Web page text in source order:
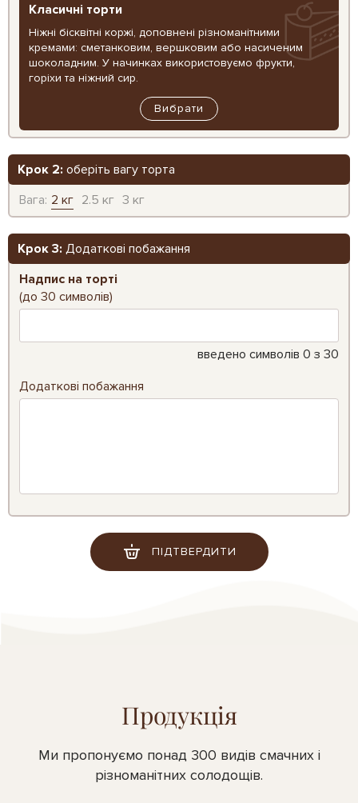
Класичні торти
Ніжні бісквітні коржі, доповнені різноманітними
кремами: сметанковим, вершковим або насиченим
шоколадним. У начинках використовуємо фрукти,
горіхи та ніжний сир.
Вибрати
Крок 2: оберіть вагу торта
Вага: 2 кг 2.5 кг 3 кг
Крок 3: Додаткові побажання
Надпис на торті
(до 30 символів)
введено символів 0 з 30
Додаткові побажання
ПІДТВЕРДИТИ
Продукція
Ми пропонуємо понад 300 видів смачних і
різноманітних солодощів.